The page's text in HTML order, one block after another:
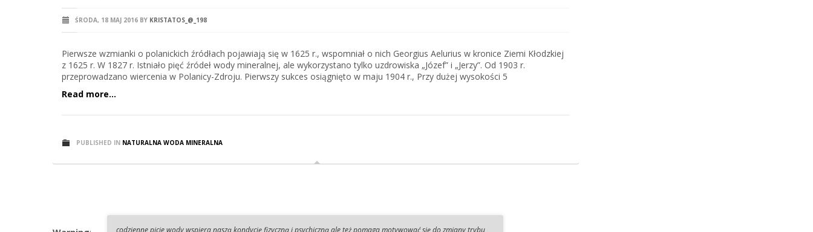
ŚRODA, 18 MAJ 2016 BY KRISTATOS_@_198
Pierwsze wzmianki o polanickich źródłach pojawiają się w 1625 r., wspomniał o nich Georgius Aelurius w kronice Ziemi Kłodzkiej
z 1625 r. W 1827 r. Istniało pięć źródeł wody mineralnej, ale wykorzystano tylko uzdrowiska „Józef” i „Jerzy”. Od 1903 r.
przeprowadzano wiercenia w Polanicy-Zdroju. Pierwszy sukces osiągnięto w maju 1904 r., Przy dużej wysokości 5
Read more...
PUBLISHED IN NATURALNA WODA MINERALNA
codzienne picie wody wspiera naszą kondycję fizyczną i psychiczną ale też pomaga motywować się do zmiany trybu